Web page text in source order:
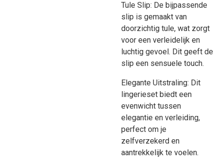
Tule Slip: De bijpassende
slip is gemaakt van
doorzichtig tule, wat zorgt
voor een verleidelijk en
luchtig gevoel. Dit geeft de
slip een sensuele touch.
Elegante Uitstraling: Dit
lingerieset biedt een
evenwicht tussen
elegantie en verleiding,
perfect om je
zelfverzekerd en
aantrekkelijk te voelen.